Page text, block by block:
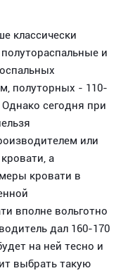
классически
и
полуторных - 110-
сегодня при
или
а
кровати в
вполне вольготно
дал 160-170
на ней тесно и
выбрать такую